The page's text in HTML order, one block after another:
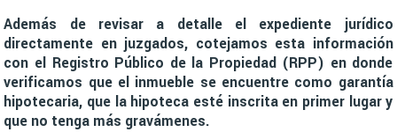
Además de revisar a detalle el expediente jurídico
directamente en juzgados, cotejamos esta información
con el Registro Público de la Propiedad (RPP) en donde
verificamos que el inmueble se encuentre como garantía
hipotecaria, que la hipoteca esté inscrita en primer lugar y
que no tenga más gravámenes.